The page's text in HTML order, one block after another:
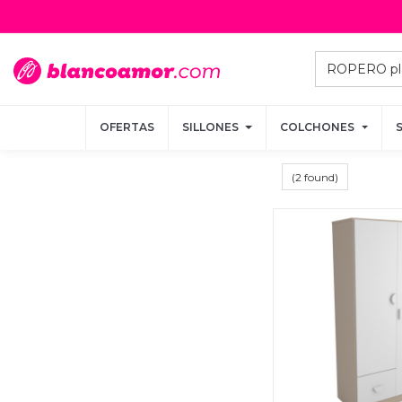
OFERTAS SILLONES COLCHONES
OFERTAS SILLONES COLCHONES
(2 found)